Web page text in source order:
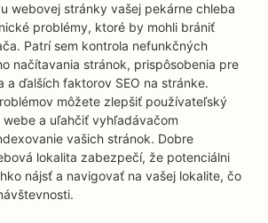
webovej stránky vašej pekárne chleba
problémy, ktoré by mohli brániť
Patrí sem kontrola nefunkčných
načítavania stránok, prispôsobenia pre
a ďalších faktorov SEO na stránke.
môžete zlepšiť používateľský
webe a uľahčiť vyhľadávačom
vašich stránok. Dobre
lokalita zabezpečí, že potenciálni
nájsť a navigovať na vašej lokalite, čo